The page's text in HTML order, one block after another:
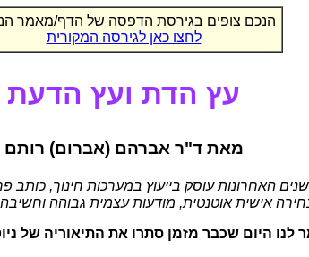
הנכם צופים בגירסת הדפסה של הדף/מאמר
לחצו כאן לגירסה המקורית
עץ הדת ועץ הדעת
מאת ד"ר אברהם (אברום) רותם
האחרונות עוסק בייעוץ במערכות חינוך, כותב
אישית אוטנטית, מודעות עצמית גבוהה וחשיבה
היום שכבר מזמן סתרו את התיאוריה של